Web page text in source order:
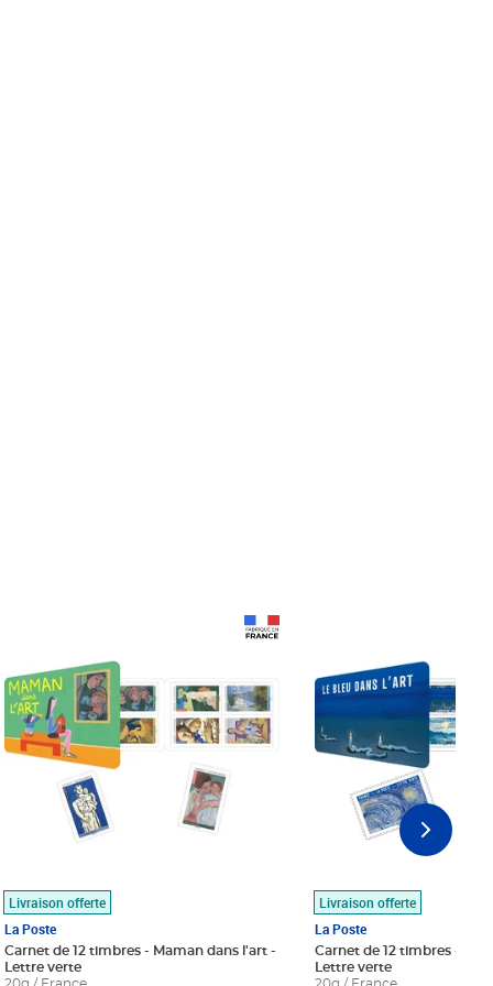
Livraison offerte
La Poste
Carnet de 12 timbres - Maman dans l'art -
Lettre verte
Livraison offerte
La Poste
Carnet de 12 timbres - Le
Lettre verte